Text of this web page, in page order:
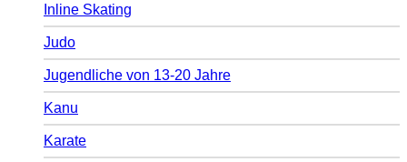
Inline Skating
Judo
Jugendliche von 13-20 Jahre
Kanu
Karate